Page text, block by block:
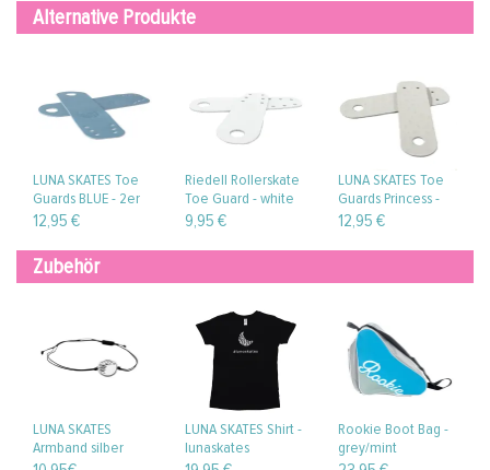
Alternative Produkte
LUNA SKATES Toe
Guards BLUE - 2er
Set
12,95 €
Riedell Rollerskate
Toe Guard - white
chapparel (2er-Set)
9,95 €
LUNA SKATES Toe
Guards Princess -
2er Set
12,95 €
Zubehör
LUNA SKATES
Armband silber
LUNA SKATES Shirt -
lunaskates
Rookie Boot Bag -
grey/mint